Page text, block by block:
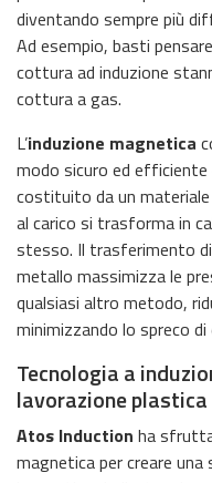
diventando sempre più
Ad esempio, basti
cottura ad induzione
cottura a gas.
L’induzione magnetica
modo sicuro ed efficiente
costituito da un
al carico si trasforma in
stesso. Il trasferimento
metallo massimizza le
qualsiasi altro metodo,
minimizzando lo spreco di
Tecnologia a
lavorazione plastica
Atos Induction ha
magnetica per creare